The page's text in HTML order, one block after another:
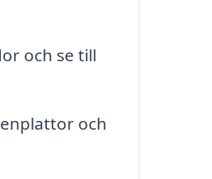
och se till
och